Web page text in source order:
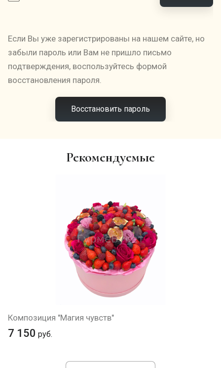
Если Вы уже зарегистрированы на нашем сайте, но
забыли пароль или Вам не пришло письмо
подтверждения, воспользуйтесь формой
восстановления пароля.
Восстановить пароль
Рекомендуемые
Композиция "Магия чувств"
7 150 руб.